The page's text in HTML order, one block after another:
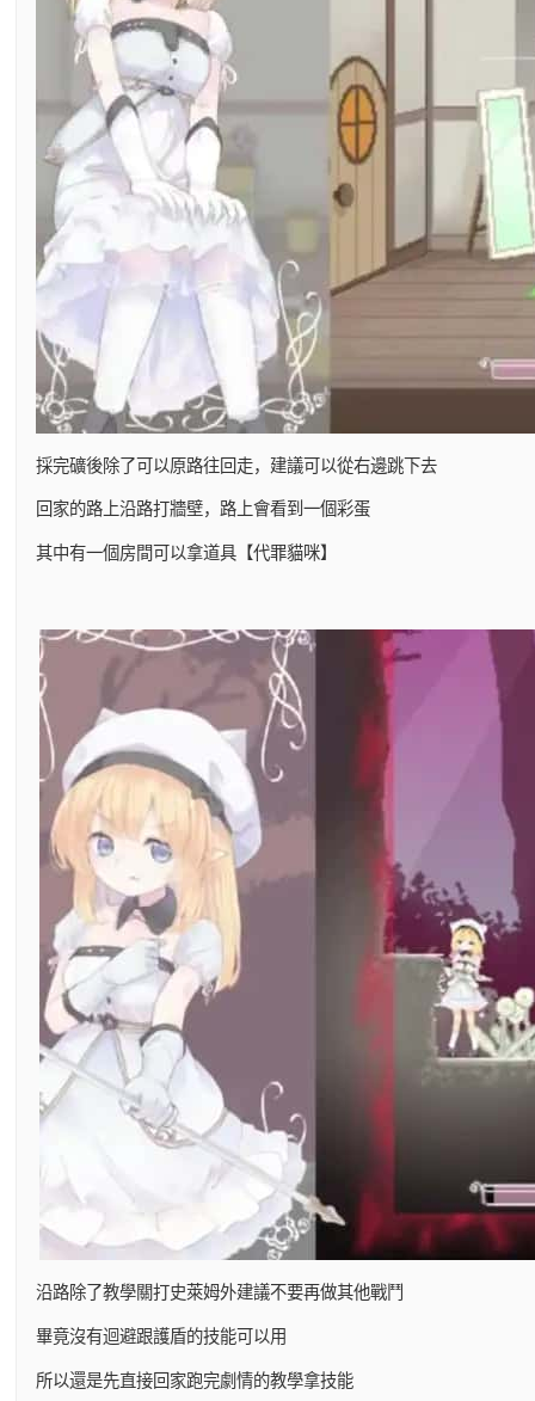
採完礦後除了可以原路往回走，建議可以從右邊跳下去
回家的路上沿路打牆壁，路上會看到一個彩蛋
其中有一個房間可以拿道具【代罪貓咪】
沿路除了教學關打史萊姆外建議不要再做其他戰鬥
畢竟沒有迴避跟護盾的技能可以用
所以還是先直接回家跑完劇情的教學拿技能